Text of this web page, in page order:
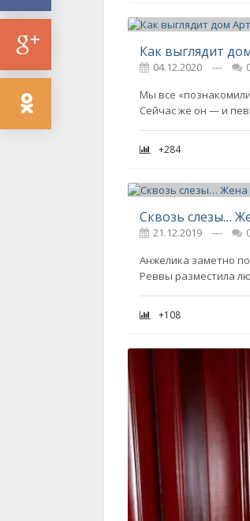
Как выглядит
04.12.2020 ---
Мы все
Сейчас же он — и
+284
Сквозь слезы…
21.12.2019 ---
Анжелика заметно
Реввы разместила
+108